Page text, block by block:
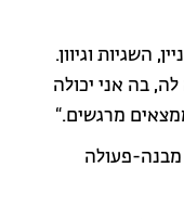
השגיות וגיוון.
בה אני יכולה
מרגשים.“
מבנה-פעולה